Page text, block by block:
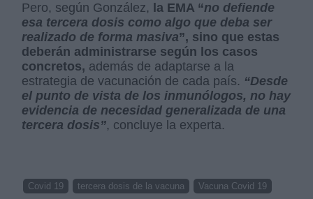
Pero, según González,
la EMA “no defiende
esa tercera dosis como algo que deba ser
realizado de forma masiva”, sino que estas
deberán administrarse según los casos
concretos, además de adaptarse a la
estrategia de vacunación de cada país. “Desde
el punto de vista de los inmunólogos, no hay
evidencia de necesidad generalizada de una
tercera dosis”, concluye la experta.
Covid 19 tercera dosis de la vacuna Vacuna Covid 19